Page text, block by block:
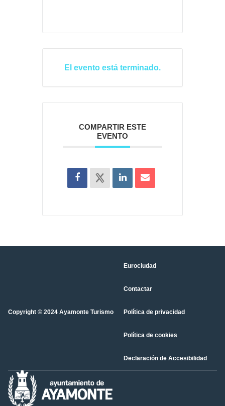
El evento está terminado.
COMPARTIR ESTE
EVENTO
Copyright © 2024 Ayamonte Turismo
Eurociudad
Contactar
Política de privacidad
Política de cookies
Declaración de Accesibilidad